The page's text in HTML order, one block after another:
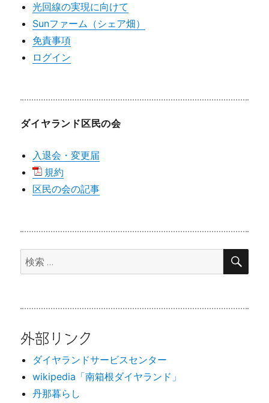
光回線の実現に向けて
Sunファーム（シェア畑）
免責事項
ログイン
ダイヤランド区民の会
入退会・変更届
規約
区民の会の記事
検
索:
検
外部リンク
ダイヤランドサービスセンター
wikipedia「南箱根ダイヤランド」
丹那暮らし